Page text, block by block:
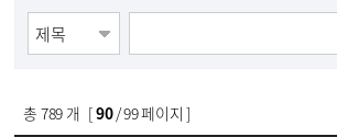
총 789개 [90/ 99 페이지 ]